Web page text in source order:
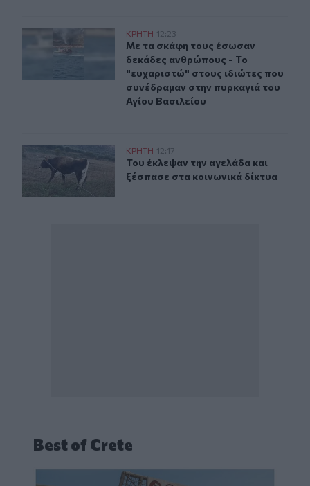
Με τα σκάφη τους έσωσαν δεκάδες ανθρώπους - Το
ΚΡΗΤΗ 12:23
Με τα σκάφη τους έσωσαν δεκάδες
Με τα σκάφη τους έσωσαν
δεκάδες ανθρώπους - Το
"ευχαριστώ" στους ιδιώτες που
συνέδραμαν στην πυρκαγιά του
Αγίου Βασιλείου
Πόμπια: Του έκλεψαν την αγελάδα και ξέσπασε στα
ΚΡΗΤΗ 12:17
Του έκλεψαν την αγελάδα και
Του έκλεψαν την αγελάδα και
ξέσπασε στα κοινωνικά δίκτυα
Best of Crete